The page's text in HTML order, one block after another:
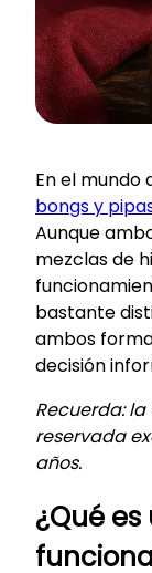
En el mundo
bongs y
Aunque
mezclas de
bastante
ambos
decisión
Recuerda:
reservada
años.
¿Qué